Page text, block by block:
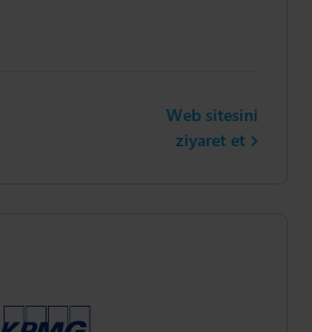
Web sitesini
ziyaret et